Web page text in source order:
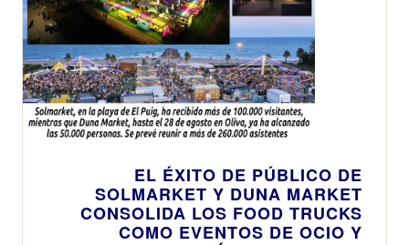
EL ÉXITO DE PÚBLICO DE
SOLMARKET Y DUNA MARKET
CONSOLIDA LOS FOOD TRUCKS
COMO EVENTOS DE OCIO Y